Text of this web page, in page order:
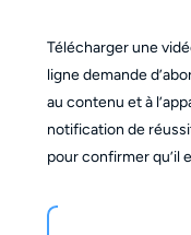
Télécharger une
ligne demande
au contenu et à
notification de
pour confirmer qu’il